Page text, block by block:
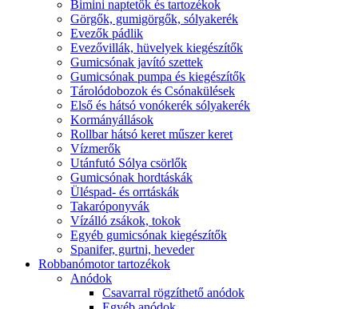
Bimini naptetők és tartozékok
Görgők, gumigörgők, sólyakerék
Evezők pádlik
Evezővillák, hüvelyek kiegészítők
Gumicsónak javító szettek
Gumicsónak pumpa és kiegészítők
Tárolódobozok és Csónakülések
Első és hátsó vonókerék sólyakerék
Kormányállások
Rollbar hátsó keret műszer keret
Vízmerők
Utánfutó Sólya csörlők
Gumicsónak hordtáskák
Üléspad- és orrtáskák
Takaróponyvák
Vízálló zsákok, tokok
Egyéb gumicsónak kiegészítők
Spanifer, gurtni, heveder
Robbanómotor tartozékok
Anódok
Csavarral rögzíthető anódok